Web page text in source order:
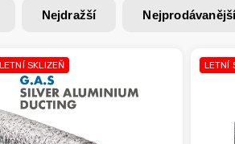
Nejdražší
LETNÍ SKLIZEŇ LETNÍ